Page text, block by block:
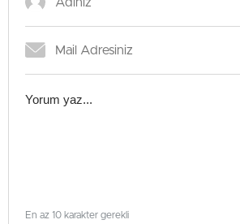
En az 10 karakter gerekli